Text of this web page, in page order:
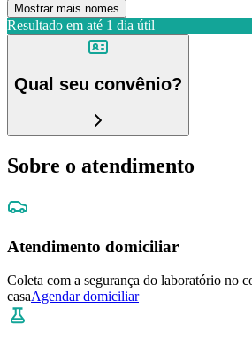
Mostrar mais nomes
Resultado em até 1 dia útil
Qual seu convênio?
Sobre o atendimento
Atendimento domiciliar
Coleta com a segurança do laboratório no
casaAgendar domiciliar